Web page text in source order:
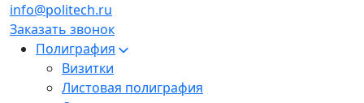
info@politech.ru
Заказать звонок
Полиграфия
Визитки
Листовая полиграфия